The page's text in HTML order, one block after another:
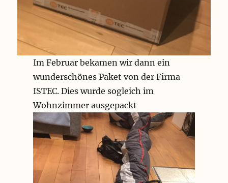
Im Februar bekamen wir dann ein
wunderschönes Paket von der Firma
ISTEC. Dies wurde sogleich im
Wohnzimmer ausgepackt